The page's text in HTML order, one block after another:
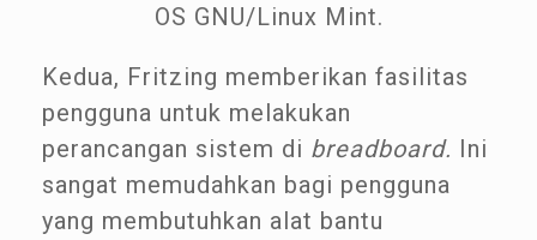
OS GNU/Linux Mint.
Kedua, Fritzing memberikan fasilitas
pengguna untuk melakukan
perancangan sistem di breadboard. Ini
sangat memudahkan bagi pengguna
yang membutuhkan alat bantu